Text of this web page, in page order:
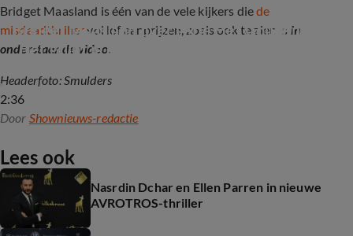
Bridget Maasland is één van de vele kijkers diede
misdaadthriller vol lof aanprijzen, zoals ook te zien is in
onderstaande video.
2:36
Bridget Maasland over serie Het Gouden Uur:
"Het grijpt je enorm naar de keel"
Headerfoto: Smulders
Door Shownieuws-redactie
Lees ook
Nasrdin Dchar en Ellen Parren in nieuwe
AVROTROS-thriller